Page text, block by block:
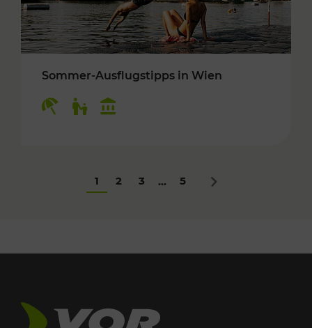
Sommer-Ausflugstipps in Wien
1 2 3 ... 5 Nächstes